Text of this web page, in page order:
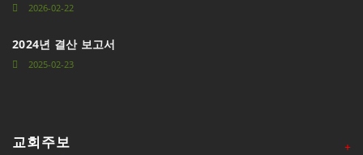
2026-02-22
2024년 결산 보고서
2025-02-23
교회주보 +